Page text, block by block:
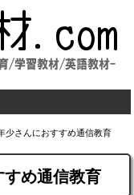
少さんにおすすめ通信教育
め通信教育